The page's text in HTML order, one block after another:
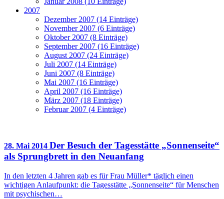
2007
Dezember 2007 (14 Einträge)
November 2007 (6 Einträge)
Oktober 2007 (8 Einträge)
September 2007 (16 Einträge)
August 2007 (24 Einträge)
Juli 2007 (14 Einträge)
Juni 2007 (8 Einträge)
Mai 2007 (16 Einträge)
April 2007 (16 Einträge)
März 2007 (18 Einträge)
Februar 2007 (4 Einträge)
28. Mai 2014 Der Besuch der Tagesstätte „Sonnenseite“
als Sprungbrett in den Neuanfang
In den letzten 4 Jahren gab es für Frau Müller* täglich einen
wichtigen Anlaufpunkt: die Tagesstätte „Sonnenseite“ für Menschen
mit psychischen…